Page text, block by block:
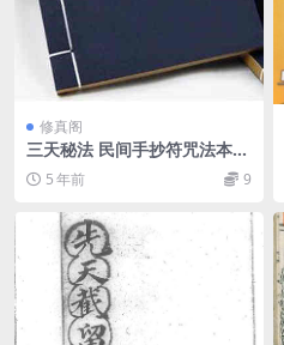
修真阁
三天秘法 民间手抄符咒法本百
度网盘下载
5 年前 9